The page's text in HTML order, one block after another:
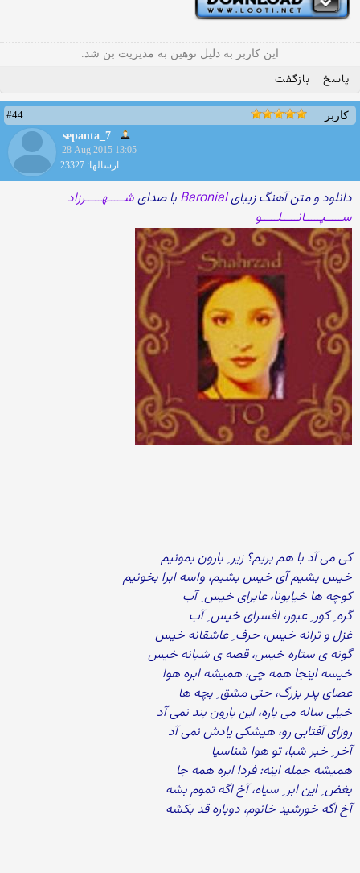
این کاربر به دلیل توهین به مدیریت بن شد.
پاسخ بازگفت
کاربر
#44
sepanta_7
28 Aug 2015 13:05
ارسالها: 23327
دانلود و متن آهنگ زیبایBaronial با صدایشـــــهـــــرزاد
ســـــپـــــانـــــلـــــو
کی می آد با هم بریم؟ زیر ِ بارون بمونیم
خیس بشیم آی خیس بشیم، واسه ابرا بخونیم
کوچه ها خیابونا، عابرای خیس ِ آب
گره ِ کور ِ عبور، افسرای خیس ِ آب
غزل و ترانه خیس، حرف ِ عاشقانه خیس
گونه ی ستاره خیس، قصه ی شبانه خیس
خیسه اینجا همه چی، همیشه ابره هوا
عصای پدر بزرگ، حتی مشق ِ بچه ها
خیلی ساله می باره، این بارون بند نمی آد
روزای آفتابی رو، هیشکی یادش نمی آد
آخر ِ خبر شبا، تو هوا شناسیا
همیشه جمله اینه: فردا ابره همه جا
بغض ِ این ابر ِ سیاه، آخ اگه تموم بشه
آخ اگه خورشید خانوم، دوباره قد بکشه